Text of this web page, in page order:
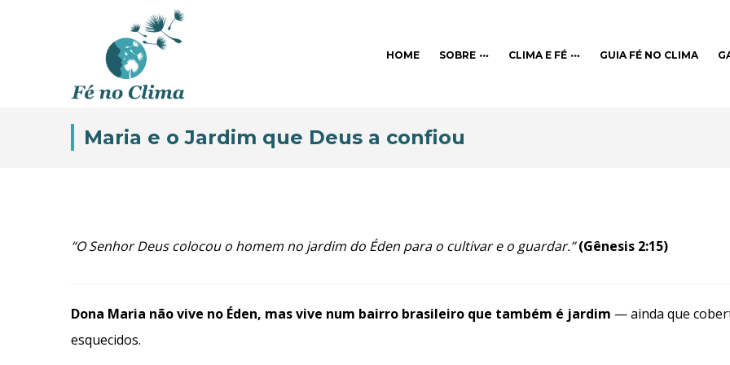
HOME SOBRE CLIMA E FÉ GUIA FÉ NO CLIMA
Maria e o Jardim que Deus a confiou
“O Senhor Deus colocou o homem no jardim do Éden para o cultivar e o guardar.” (Gênesis 2:15)
Dona Maria não vive no Éden, mas vive num bairro brasileiro que também é jardim — ainda que
esquecidos.